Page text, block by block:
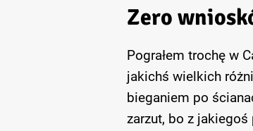
Zero
Pograłem trochę w
jakichś wielkich
bieganiem po
zarzut, bo z jakiegoś